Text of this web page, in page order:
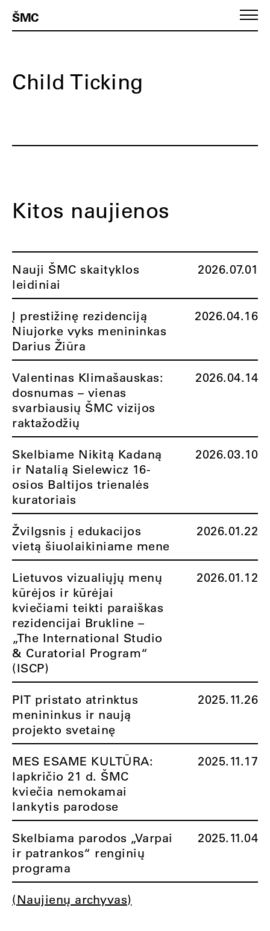
ŠMC
Child Ticking
Kitos naujienos
Nauji ŠMC skaityklos
leidiniai
2026.07.01
Į prestižinę rezidenciją
Niujorke vyks menininkas
Darius Žiūra
2026.04.16
Valentinas Klimašauskas:
dosnumas – vienas
svarbiausių ŠMC vizijos
raktažodžių
2026.04.14
Skelbiame Nikitą Kadaną
ir Natalią Sielewicz 16-
osios Baltijos trienalės
kuratoriais
2026.03.10
Žvilgsnis į edukacijos
vietą šiuolaikiniame mene
2026.01.22
Lietuvos vizualiųjų menų
kūrėjos ir kūrėjai
kviečiami teikti paraiškas
rezidencijai Brukline –
„The International Studio
& Curatorial Program“
(ISCP)
2026.01.12
PIT pristato atrinktus
menininkus ir naują
projekto svetainę
2025.11.26
MES ESAME KULTŪRA:
lapkričio 21 d. ŠMC
kviečia nemokamai
lankytis parodose
2025.11.17
Skelbiama parodos „Varpai
ir patrankos“ renginių
programa
2025.11.04
(Naujienų archyvas)